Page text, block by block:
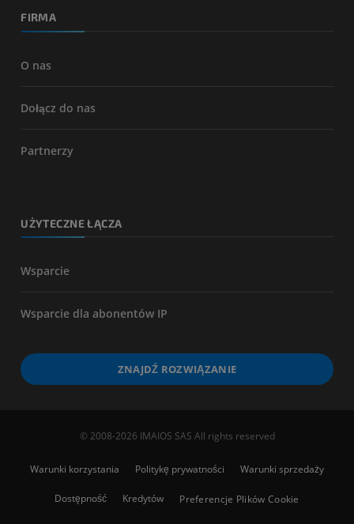
FIRMA
O nas
Dołącz do nas
Partnerzy
UŻYTECZNE ŁĄCZA
Wsparcie
Wsparcie dla abonentów IP
ZNAJDŹ ROZWIĄZANIE
© 2008-2026 IMAIOS SAS All rights reserved
Warunki korzystania Politykę prywatności Warunki sprzedaży
Dostępność Kredytów Preferencje Plików Cookie